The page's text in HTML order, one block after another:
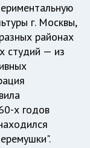
г. Москвы,
районах
студий — из
х годов